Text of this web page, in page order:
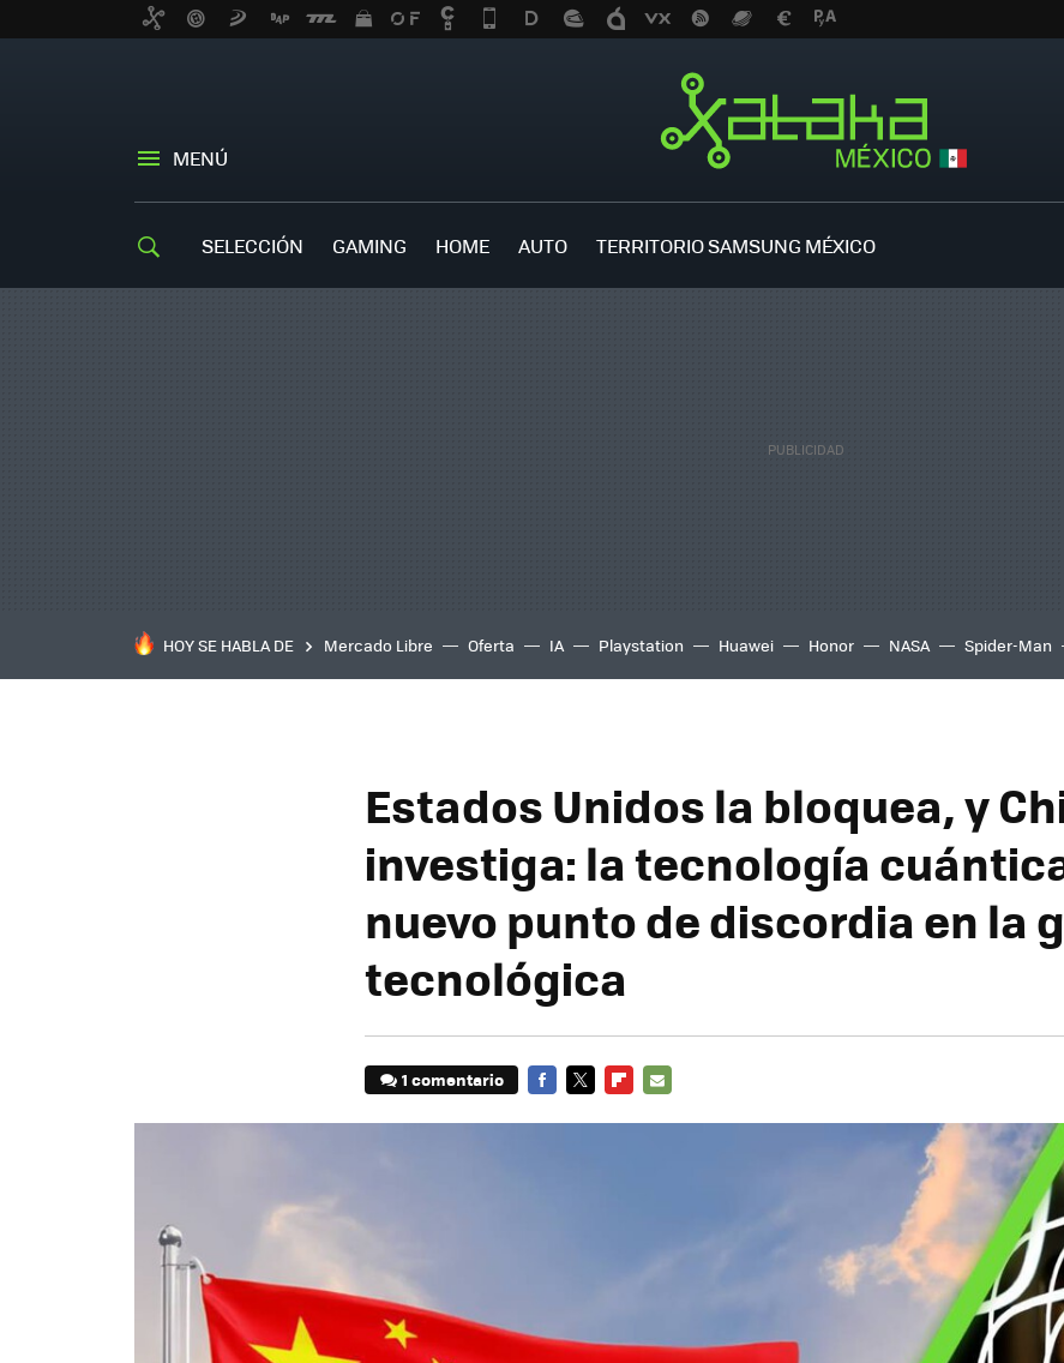
MENÚ
SELECCIÓN GAMING HOME AUTO TERRITORIO SAMSUNG MÉXICO
HOY SE HABLA DE Mercado Libre Oferta IA Playstation Huawei Honor NASA Spider-Man
Estados Unidos la bloquea, y
investiga: la tecnología
nuevo punto de discordia en la
tecnológica
1 comentario